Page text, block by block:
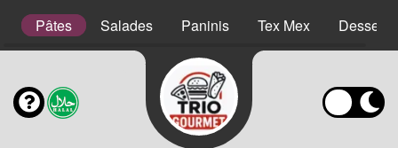
Pâtes Salades Paninis Tex Mex Desserts